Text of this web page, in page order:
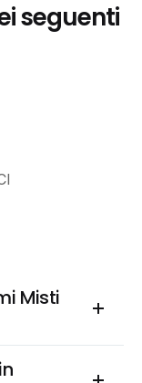
seguenti
Misti